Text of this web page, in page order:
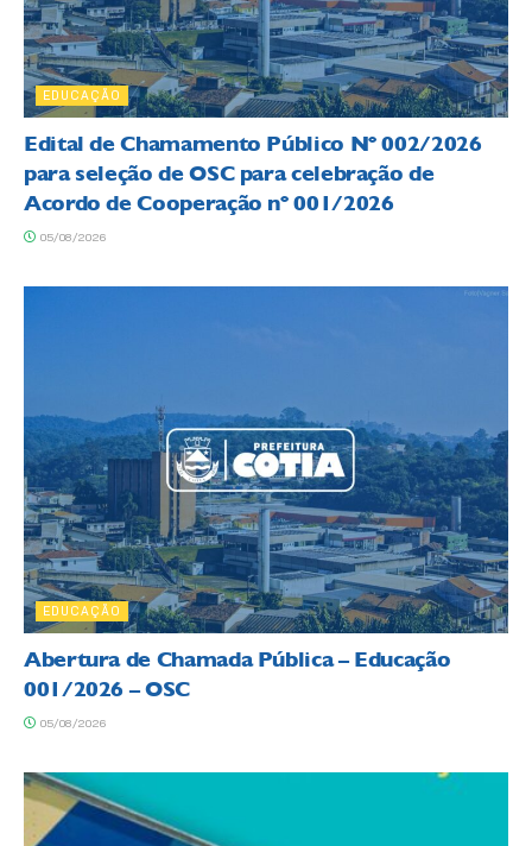
EDUCAÇÃO
Edital de Chamamento Público Nº 002/2026
para seleção de OSC para celebração de
Acordo de Cooperação nº 001/2026
05/08/2026
EDUCAÇÃO
Abertura de Chamada Pública – Educação
001/2026 – OSC
05/08/2026